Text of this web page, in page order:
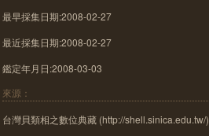
最早採集日期:2008-02-27
最近採集日期:2008-02-27
鑑定年月日:2008-03-03
來源：
台灣貝類相之數位典藏 (http://shell.sinica.edu.tw/)